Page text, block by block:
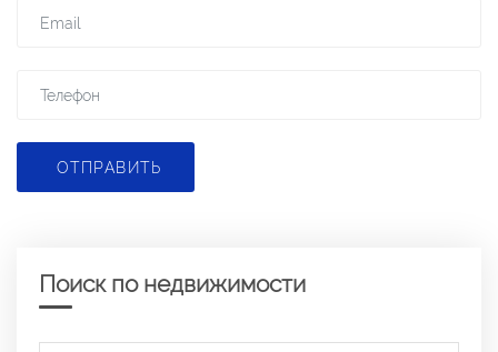
ОТПРАВИТЬ
Поиск по недвижимости